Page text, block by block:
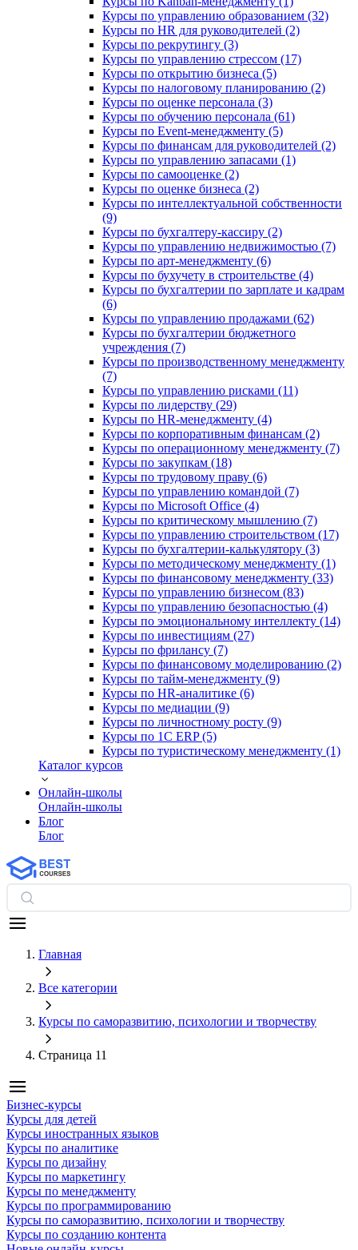
Курсы по управлению образованием (32)
Курсы по HR для руководителей (2)
Курсы по рекрутингу (3)
Курсы по управлению стрессом (17)
Курсы по открытию бизнеса (5)
Курсы по налоговому планированию (2)
Курсы по оценке персонала (3)
Курсы по обучению персонала (61)
Курсы по Event-менеджменту (5)
Курсы по финансам для руководителей (2)
Курсы по управлению запасами (1)
Курсы по самооценке (2)
Курсы по оценке бизнеса (2)
Курсы по интеллектуальной собственности
(9)
Курсы по бухгалтеру-кассиру (2)
Курсы по управлению недвижимостью (7)
Курсы по арт-менеджменту (6)
Курсы по бухучету в строительстве (4)
Курсы по бухгалтерии по зарплате и кадрам
(6)
Курсы по управлению продажами (62)
Курсы по бухгалтерии бюджетного
учреждения (7)
Курсы по производственному менеджменту
(7)
Курсы по управлению рисками (11)
Курсы по лидерству (29)
Курсы по HR-менеджменту (4)
Курсы по корпоративным финансам (2)
Курсы по операционному менеджменту (7)
Курсы по закупкам (18)
Курсы по трудовому праву (6)
Курсы по управлению командой (7)
Курсы по Microsoft Office (4)
Курсы по критическому мышлению (7)
Курсы по управлению строительством (17)
Курсы по бухгалтерии-калькулятору (3)
Курсы по методическому менеджменту (1)
Курсы по финансовому менеджменту (33)
Курсы по управлению бизнесом (83)
Курсы по управлению безопасностью (4)
Курсы по эмоциональному интеллекту (14)
Курсы по инвестициям (27)
Курсы по фрилансу (7)
Курсы по финансовому моделированию (2)
Курсы по тайм-менеджменту (9)
Курсы по HR-аналитике (6)
Курсы по медиации (9)
Курсы по личностному росту (9)
Курсы по 1С ERP (5)
Курсы по туристическому менеджменту (1)
Каталог курсов
Онлайн-школы
Онлайн-школы
Блог
Блог
Главная
Все категории
Курсы по саморазвитию, психологии и творчеству
Страница 11
Бизнес-курсы
Курсы для детей
Курсы иностранных языков
Курсы по аналитике
Курсы по дизайну
Курсы по маркетингу
Курсы по менеджменту
Курсы по программированию
Курсы по саморазвитию, психологии и творчеству
Курсы по созданию контента